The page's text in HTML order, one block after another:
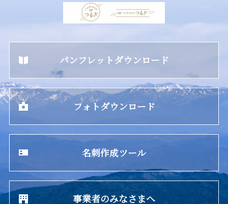
パンフレットダウンロード
フォトダウンロード
名刺作成ツール
事業者のみなさまへ